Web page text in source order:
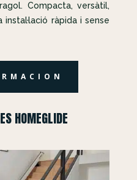
Compacta, versàtil,
ràpida i sense
HOMEGLIDE